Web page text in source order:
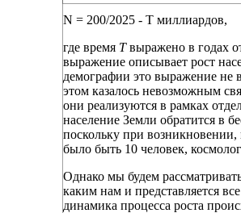
N = 200/2025 - T миллиардов,
где время Твыражено в годах
выражение описывает рост
демографии это выражение не
этом казалось невозможным
они реализуются в рамках
население Земли обратится в
поскольку при
было быть 10 человек,
Однако мы будем
каким нам и представляется
динамика процесса роста